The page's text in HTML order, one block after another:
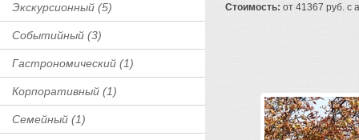
Экскурсионный (5)
Событийный (3)
Гастрономический (1)
Корпоративный (1)
Семейный (1)
Стоимость: от 41367 руб. с